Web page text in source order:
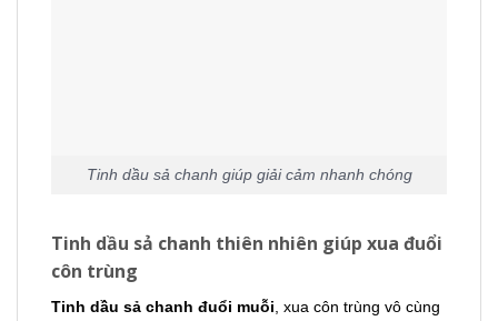
Tinh dầu sả chanh giúp giải cảm nhanh chóng
Tinh dầu sả chanh thiên nhiên giúp xua đuổi
côn trùng
Tinh dầu sả chanh đuổi muỗi , xua côn trùng vô cùng